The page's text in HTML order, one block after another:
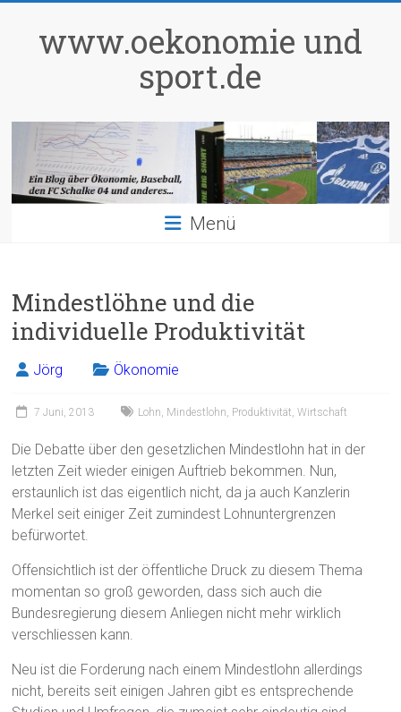
springenwww.oekonomie und
sport.de
Menü
Mindestlöhne und die
individuelle Produktivität
Jörg Ökonomie
7 Juni, 2013 Lohn, Mindestlohn, Produktivität,Wirtschaft
Die Debatte über den gesetzlichen Mindestlohn hat in der
letzten Zeit wieder einigen Auftrieb bekommen. Nun,
erstaunlich ist das eigentlich nicht, da ja auch Kanzlerin
Merkel seit einiger Zeit zumindest Lohnuntergrenzen
befürwortet.
Offensichtlich ist der öffentliche Druck zu diesem Thema
momentan so groß geworden, dass sich auch die
Bundesregierung diesem Anliegen nicht mehr wirklich
verschliessen kann.
Neu ist die Forderung nach einem Mindestlohn allerdings
nicht, bereits seit einigen Jahren gibt es entsprechende